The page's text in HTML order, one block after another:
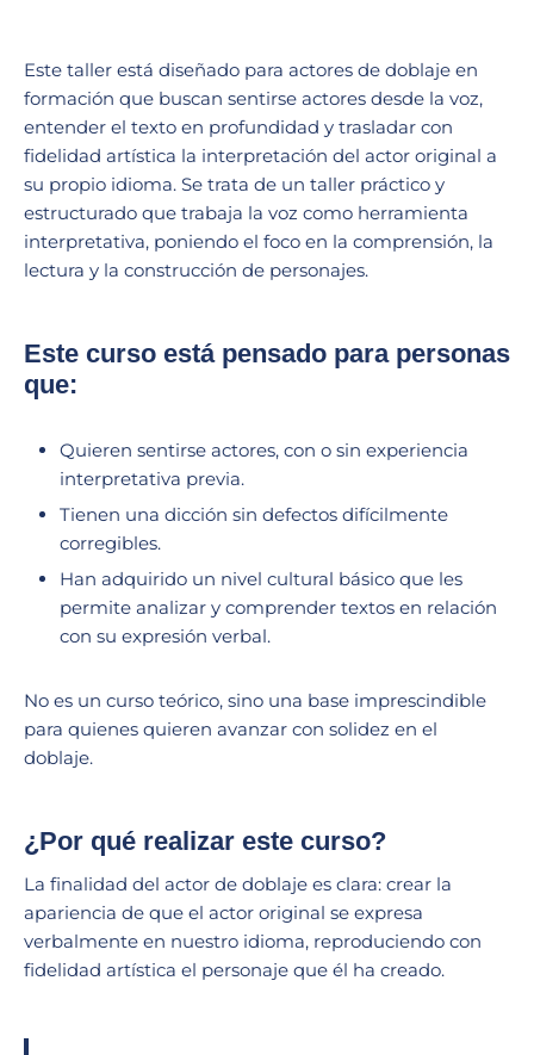
Este taller está diseñado para actores de doblaje en
formación que buscan sentirse actores desde la voz,
entender el texto en profundidad y trasladar con
fidelidad artística la interpretación del actor original a
su propio idioma. Se trata de un taller práctico y
estructurado que trabaja la voz como herramienta
interpretativa, poniendo el foco en la comprensión, la
lectura y la construcción de personajes.
Este curso está pensado para personas
que:
Quieren sentirse actores, con o sin experiencia
interpretativa previa.
Tienen una dicción sin defectos difícilmente
corregibles.
Han adquirido un nivel cultural básico que les
permite analizar y comprender textos en relación
con su expresión verbal.
No es un curso teórico, sino una base imprescindible
para quienes quieren avanzar con solidez en el
doblaje.
¿Por qué realizar este curso?
La finalidad del actor de doblaje es clara: crear la
apariencia de que el actor original se expresa
verbalmente en nuestro idioma, reproduciendo con
fidelidad artística el personaje que él ha creado.